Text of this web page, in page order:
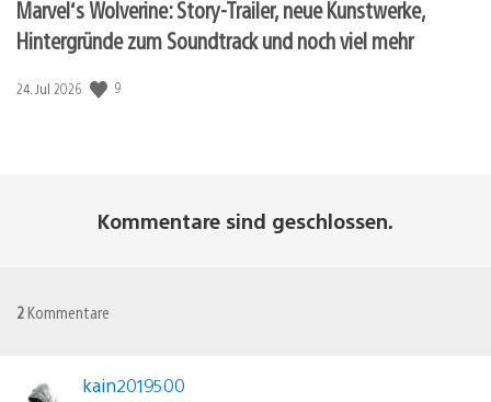
Marvel‘s Wolverine: Story-Trailer, neue Kunstwerke,
Hintergründe zum Soundtrack und noch viel mehr
Veröffentlichungsdatum:
24. Jul 2026 9
Kommentare sind geschlossen.
2 Kommentare
kain2019500